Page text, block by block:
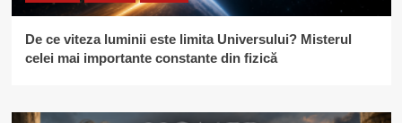
De ce viteza luminii este limita Universului? Misterul
celei mai importante constante din fizică